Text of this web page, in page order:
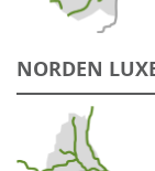
NORDEN